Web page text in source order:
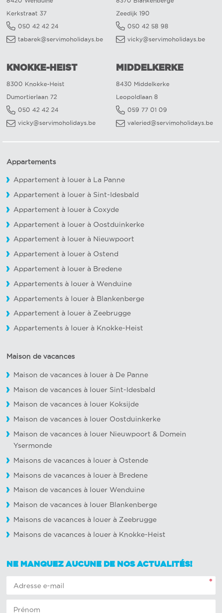
Kerkstraat 37
050 42 42 24
tabarek@servimoholidays.be
Zeedijk 190
050 42 58 98
vicky@servimoholidays.be
KNOKKE-HEIST
8300 Knokke-Heist
Dumortierlaan 72
050 42 42 24
vicky@servimoholidays.be
MIDDELKERKE
8430 Middelkerke
Leopoldlaan 8
059 77 01 09
valeried@servimoholidays.be
Appartements
Appartement à louer à La Panne
Appartement à louer à Sint-Idesbald
Appartement à louer à Coxyde
Appartement à louer à Oostduinkerke
Appartement à louer à Nieuwpoort
Appartement à louer à Ostend
Appartement à louer à Bredene
Appartements à louer à Wenduine
Appartements à louer à Blankenberge
Appartement à louer à Zeebrugge
Appartements à louer à Knokke-Heist
Maison de vacances
Maison de vacances à louer à De Panne
Maison de vacances à louer Sint-Idesbald
Maison de vacances à louer Koksijde
Maison de vacances à louer Oostduinkerke
Maison de vacances à louer Nieuwpoort & Domein
Ysermonde
Maisons de vacances à louer à Ostende
Maisons de vacances à louer à Bredene
Maison de vacances à louer Wenduine
Maison de vacances à louer Blankenberge
Maisons de vacances à louer à Zeebrugge
Maisons de vacances à louer à Knokke-Heist
NE MANQUEZ AUCUNE DE NOS ACTUALITÉS!
*